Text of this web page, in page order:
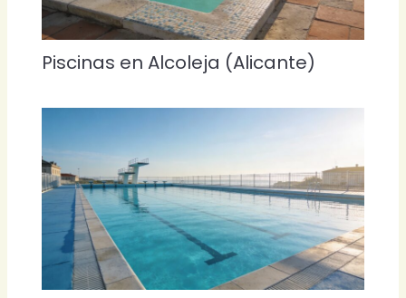
Piscinas en Alcoleja (Alicante)